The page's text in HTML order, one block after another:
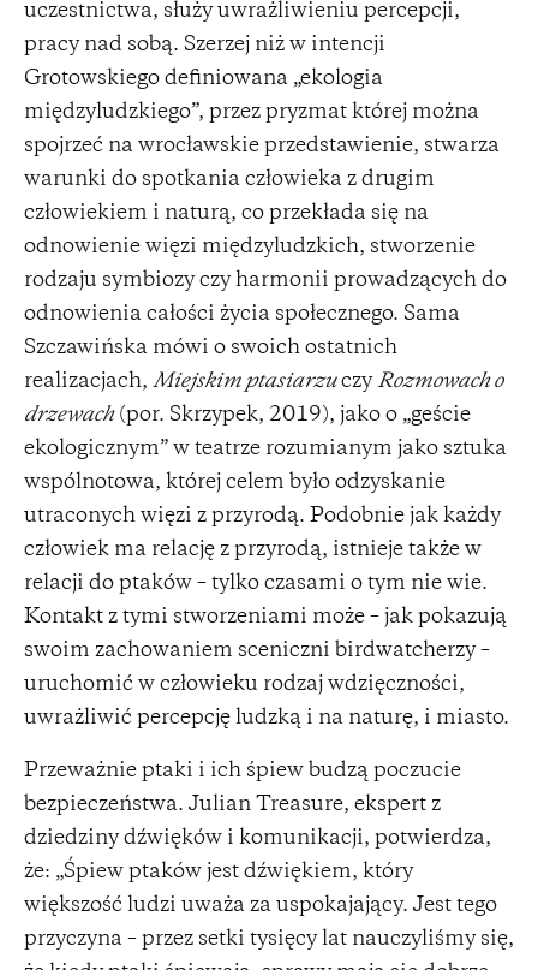
uczestnictwa, służy uwrażliwieniu percepcji,
pracy nad sobą. Szerzej niż w intencji
Grotowskiego definiowana „ekologia
międzyludzkiego”, przez pryzmat której można
spojrzeć na wrocławskie przedstawienie, stwarza
warunki do spotkania człowieka z drugim
człowiekiem i naturą, co przekłada się na
odnowienie więzi międzyludzkich, stworzenie
rodzaju symbiozy czy harmonii prowadzących do
odnowienia całości życia społecznego. Sama
Szczawińska mówi o swoich ostatnich
realizacjach, Miejskim ptasiarzuczyRozmowach o
drzewach(por. Skrzypek, 2019), jako o „geście
ekologicznym” w teatrze rozumianym jako sztuka
wspólnotowa, której celem było odzyskanie
utraconych więzi z przyrodą. Podobnie jak każdy
człowiek ma relację z przyrodą, istnieje także w
relacji do ptaków – tylko czasami o tym nie wie.
Kontakt z tymi stworzeniami może – jak pokazują
swoim zachowaniem sceniczni birdwatcherzy –
uruchomić w człowieku rodzaj wdzięczności,
uwrażliwić percepcję ludzką i na naturę, i miasto.
Przeważnie ptaki i ich śpiew budzą poczucie
bezpieczeństwa. Julian Treasure, ekspert z
dziedziny dźwięków i komunikacji, potwierdza,
że: „Śpiew ptaków jest dźwiękiem, który
większość ludzi uważa za uspokajający. Jest tego
przyczyna – przez setki tysięcy lat nauczyliśmy się,